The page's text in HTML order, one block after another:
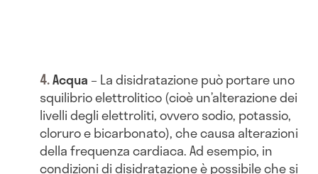
Acqua – La disidratazione può portare uno
squilibrio elettrolitico (cioè un’alterazione dei
livelli degli elettroliti, ovvero sodio, potassio,
cloruro e bicarbonato), che causa alterazioni
della frequenza cardiaca. Ad esempio, in
condizioni di disidratazione è possibile che si